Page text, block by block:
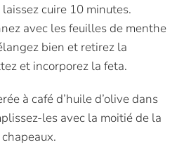
cuire 10 minutes.
avec les feuilles de menthe
bien et retirez la
et incorporez la feta.
à café d’huile d’olive dans
les avec la moitié de la